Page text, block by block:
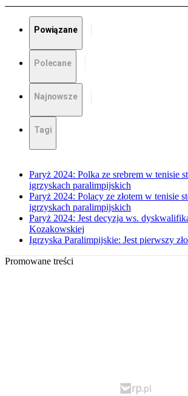
Powiązane
Polecane
Najnowsze
Tagi
Paryż 2024: Polka ze srebrem w tenisie
igrzyskach paralimpijskich
Paryż 2024: Polacy ze złotem w tenisie
igrzyskach paralimpijskich
Paryż 2024: Jest decyzja ws.
Kozakowskiej
Igrzyska Paralimpijskie: Jest pierwszy
Promowane treści